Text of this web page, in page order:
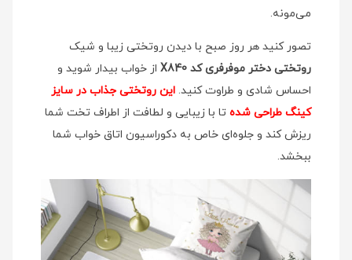
می‌مونه.
تصور کنید هر روز صبح با دیدن روتختی زیبا و شیک
روتختی دختر موفرفری کد X840
از خواب بیدار شوید و
احساس شادی و طراوت کنید. این روتختی جذاب در سایز
کینگ طراحی شده تا با زیبایی و لطافت از اطراف تخت شما
ریزش کند و جلوه‌ای خاص به دکوراسیون اتاق خواب شما
ببخشد.